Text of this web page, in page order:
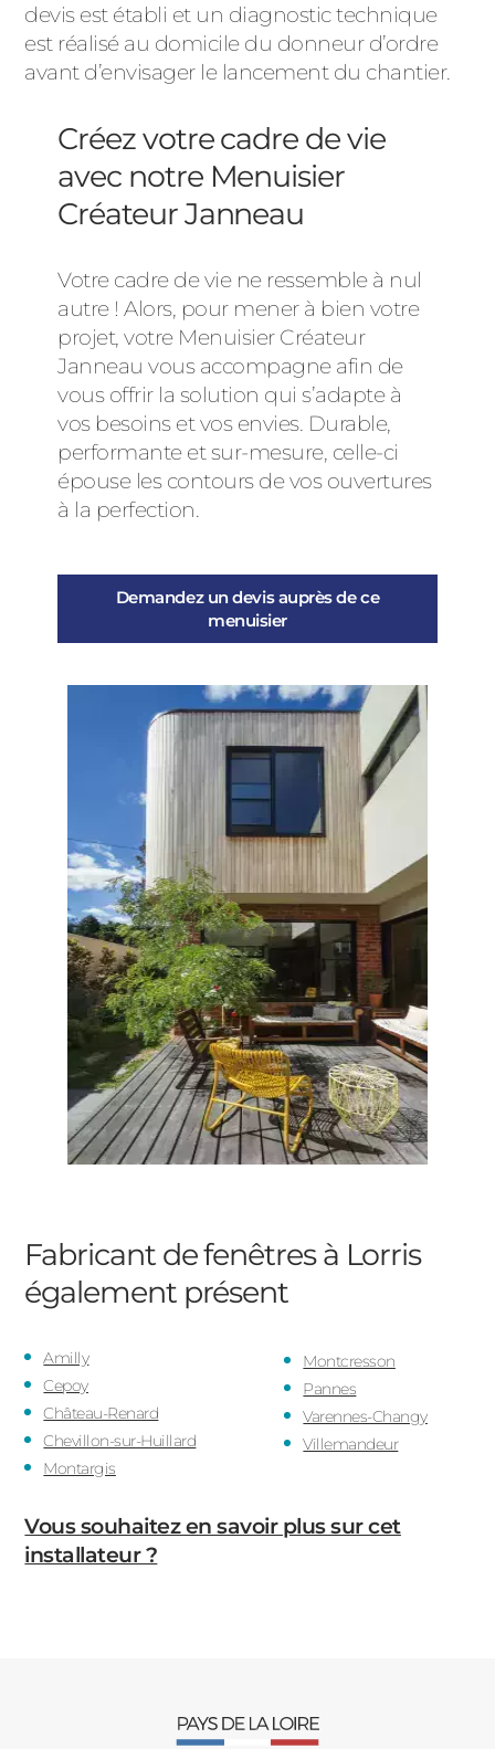
devis est établi et un diagnostic technique
est réalisé au domicile du donneur d’ordre
avant d’envisager le lancement du chantier.
Créez votre cadre de vie
avec notre Menuisier
Créateur Janneau
Votre cadre de vie ne ressemble à nul
autre ! Alors, pour mener à bien votre
projet, votre Menuisier Créateur
Janneau vous accompagne afin de
vous offrir la solution qui s’adapte à
vos besoins et vos envies. Durable,
performante et sur-mesure, celle-ci
épouse les contours de vos ouvertures
à la perfection.
Demandez un devis auprès de ce
menuisier
Fabricant de fenêtres à Lorris
également présent
Amilly
Cepoy
Château-Renard
Chevillon-sur-Huillard
Montargis
Montcresson
Pannes
Varennes-Changy
Villemandeur
Vous souhaitez en savoir plus sur cet
installateur ?